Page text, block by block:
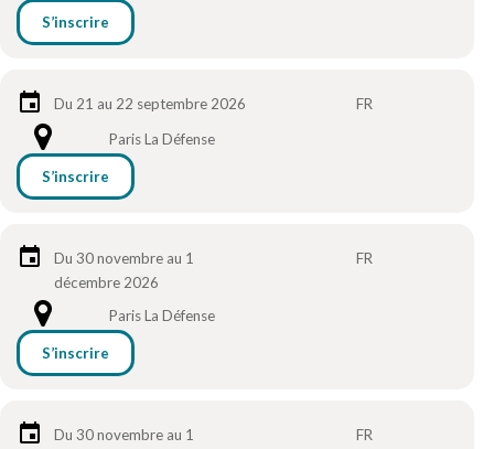
S’inscrire
Du 21 au 22 septembre 2026
FR
Paris La Défense
S’inscrire
Du 30 novembre au 1
décembre 2026
FR
Paris La Défense
S’inscrire
Du 30 novembre au 1
FR